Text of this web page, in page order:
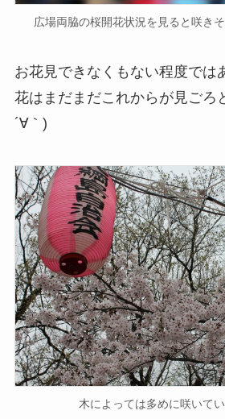
広場両脇の桜開花状況を見ると咲き
お花見できなくもない程度では
花はまだまだこれからが見ごろ
´∀｀)
木によっては多めに咲いてい